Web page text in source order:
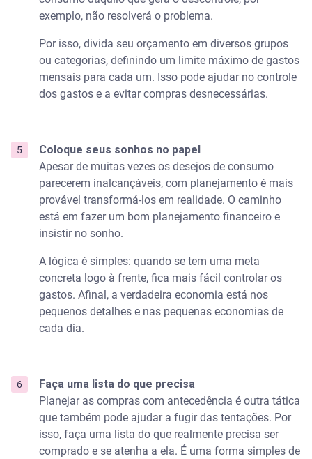
exemplo, não resolverá o problema.
Por isso, divida seu orçamento em diversos grupos
ou categorias, definindo um limite máximo de gastos
mensais para cada um. Isso pode ajudar no controle
dos gastos e a evitar compras desnecessárias.
Coloque seus sonhos no papel
Apesar de muitas vezes os desejos de consumo
parecerem inalcançáveis, com planejamento é mais
provável transformá-los em realidade. O caminho
está em fazer um bom planejamento financeiro e
insistir no sonho.
A lógica é simples: quando se tem uma meta
concreta logo à frente, fica mais fácil controlar os
gastos. Afinal, a verdadeira economia está nos
pequenos detalhes e nas pequenas economias de
cada dia.
Faça uma lista do que precisa
Planejar as compras com antecedência é outra tática
que também pode ajudar a fugir das tentações. Por
isso, faça uma lista do que realmente precisa ser
comprado e se atenha a ela. É uma forma simples de